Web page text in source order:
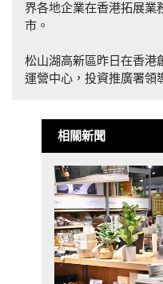
界各地企業在香港拓展業
市。
松山湖高新區昨日在香港
運營中心，投資推廣署領
相關新聞